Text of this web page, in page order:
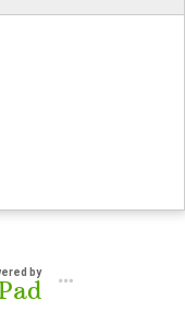
by